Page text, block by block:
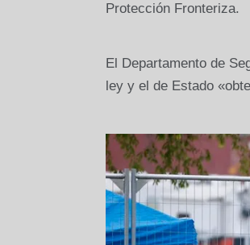
Protección Fronteriza.
El Departamento de
ley y el de Estado